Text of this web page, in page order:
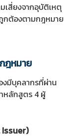
สี่ยงจากอุบัติเหตุ
กต้องตามกฎหมาย
ฎหมาย
งมีบุคลากรที่ผ่าน
หลักสูตร 4 ผู้